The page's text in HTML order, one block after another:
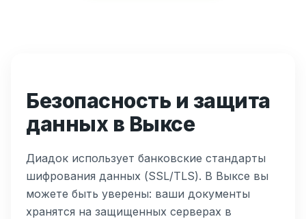
Безопасность и защита
данных в Выксе
Диадок использует банковские стандарты
шифрования данных (SSL/TLS). В Выксе вы
можете быть уверены: ваши документы
хранятся на защищенных серверах в